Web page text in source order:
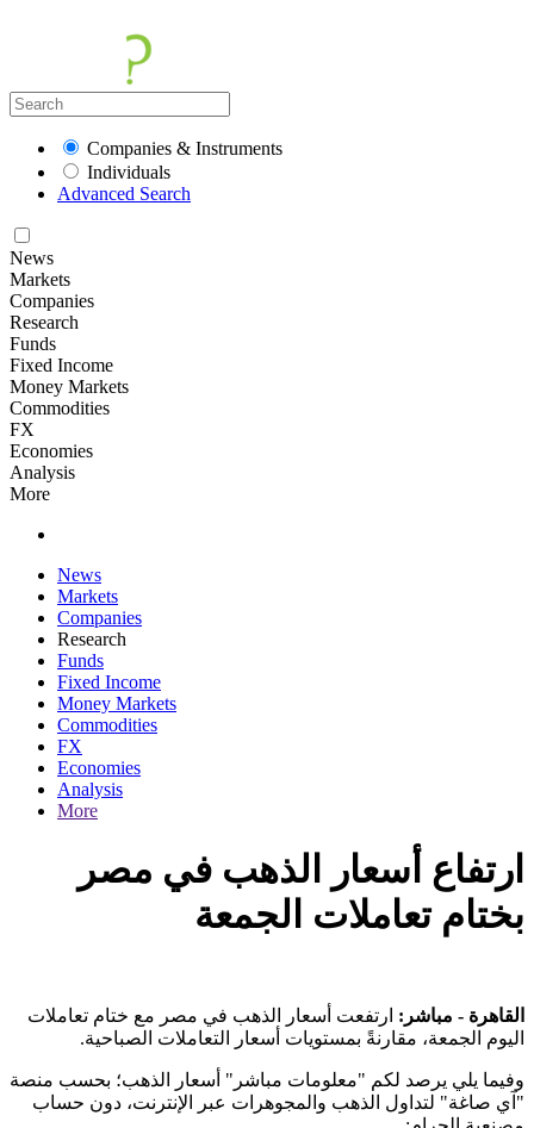
Companies & Instruments
Individuals
Advanced Search
News
Markets
Companies
Research
Funds
Fixed Income
Money Markets
Commodities
FX
Economies
Analysis
More
News
Markets
Companies
Research
Funds
Fixed Income
Money Markets
Commodities
FX
Economies
Analysis
More
ارتفاع أسعار الذهب في مصر
بختام تعاملات الجمعة
القاهرة - مباشر: ارتفعت أسعار الذهب في مصر مع ختام تعاملات
اليوم الجمعة، مقارنةً بمستويات أسعار التعاملات الصباحية.
وفيما يلي يرصد لكم "معلومات مباشر" أسعار الذهب؛ بحسب منصة
"آي صاغة" لتداول الذهب والمجوهرات عبر الإنترنت، دون حساب